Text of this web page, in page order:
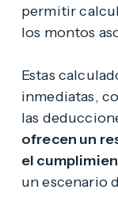
permitir
los montos
Estas
inmediatas,
las
ofrecen un
el
un escenario